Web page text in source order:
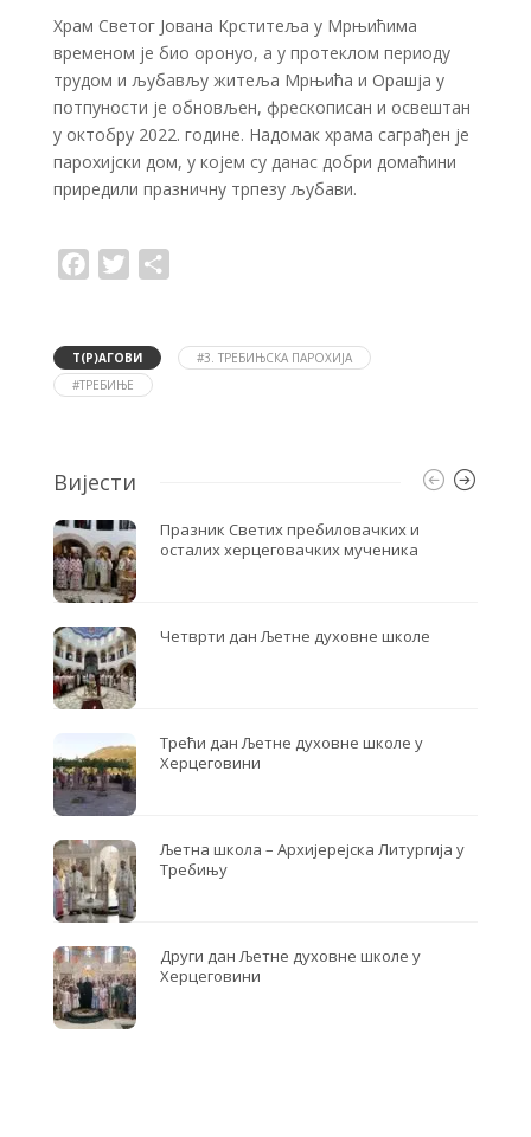
Храм Светог Јована Крститеља у Мрњићима
временом је био оронуо, а у протеклом периоду
трудом и љубављу житеља Мрњића и Орашја у
потпуности је обновљен, фрескописан и освештан
у октобру 2022. године. Надомак храма саграђен је
парохијски дом, у којем су данас добри домаћини
приредили празничну трпезу љубави.
a
o
o
k
T
w
e
r
Т(Р)АГОВИ
#3. ТРЕБИЊСКА ПАРОХИЈА
#ТРЕБИЊЕ
Вијести
Празник Светих пребиловачких и
осталих херцеговачких мученика
Четврти дан Љетне духовне школе
Трећи дан Љетне духовне школе у
Херцеговини
Љетна школа – Архијерејска Литургија у
Требињу
Други дан Љетне духовне школе у
Херцеговини